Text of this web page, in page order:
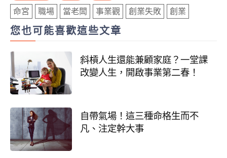
命宮 職場 當老闆 事業觀 創業失敗 創業
您也可能喜歡這些文章
斜槓人生還能兼顧家庭？一堂課
改變人生，開啟事業第二春！
自帶氣場！這三種命格生而不
凡、注定幹大事